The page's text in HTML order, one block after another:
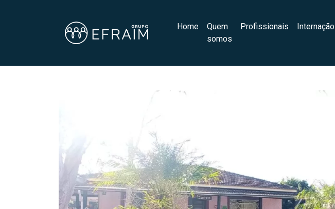
Home
Quem
somos
Profissionais Internação